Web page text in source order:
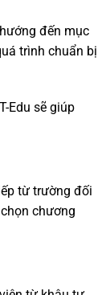
đến mục
trình chuẩn bị
Edu sẽ giúp
từ trường đối
chương